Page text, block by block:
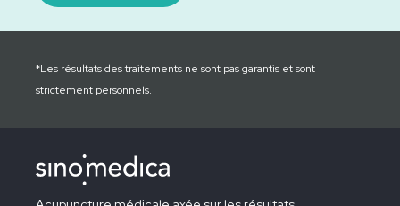
*Les résultats des traitements ne sont pas garantis et sont
strictement personnels.